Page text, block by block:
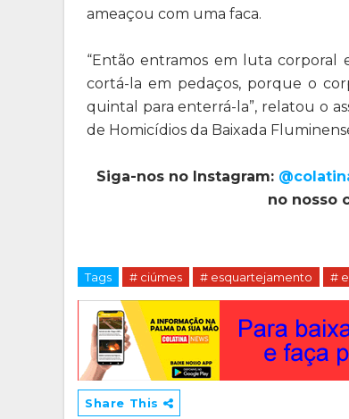
ameaçou com uma faca.
“Então entramos em luta corporal
cortá-la em pedaços, porque o
quintal para enterrá-la”, relatou o
de Homicídios da Baixada
Siga-nos no Instagram:
no nosso
Tags # ciúmes # esquartejamento #
Share This